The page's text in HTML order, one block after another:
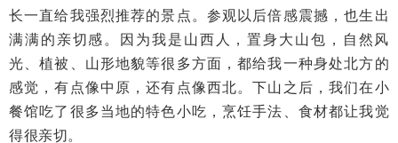
长一直给我强烈推荐的景点。参观以后倍感震撼，也生出
满满的亲切感。因为我是山西人，置身大山包，自然风
光、植被、山形地貌等很多方面，都给我一种身处北方的
感觉，有点像中原，还有点像西北。下山之后，我们在小
餐馆吃了很多当地的特色小吃，烹饪手法、食材都让我觉
得很亲切。